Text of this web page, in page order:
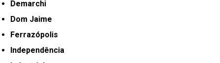
Demarchi
Dom Jaime
Ferrazópolis
Independência